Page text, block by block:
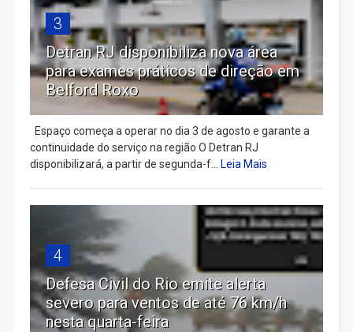
3
Detran RJ disponibiliza nova área
para exames práticos de direção em
Belford Roxo
Espaço começa a operar no dia 3 de agosto e garante a
continuidade do serviço na região O Detran RJ
disponibilizará, a partir de segunda-f...
Leia Mais
4
Defesa Civil do Rio emite alerta
severo para ventos de até 76 km/h
nesta quarta-feira